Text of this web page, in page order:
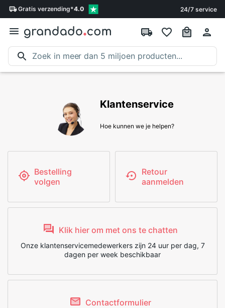
Gratis verzending*4.0 24/7 service
Klantenservice
Hoe kunnen we je helpen?
Bestelling
volgen
Retour
aanmelden
Klik hier om met ons te chatten
Onze klantenservicemedewerkers zijn 24 uur per dag, 7
dagen per week beschikbaar
Contactformulier